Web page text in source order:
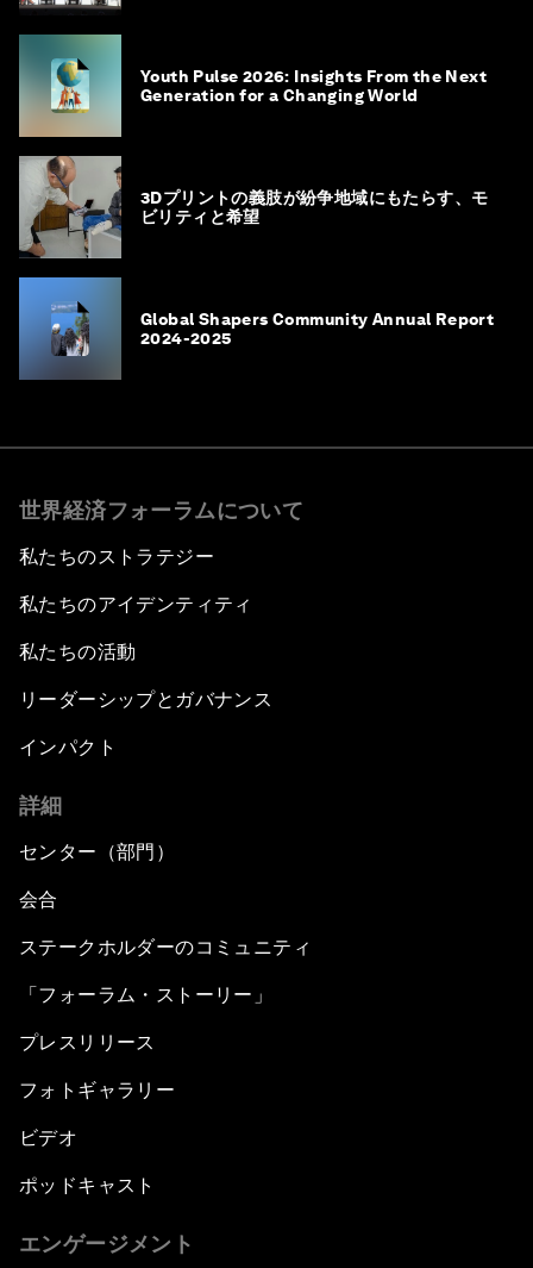
Youth Pulse 2026: Insights From the Next
Generation for a Changing World
3Dプリントの義肢が紛争地域にもたらす、モ
ビリティと希望
Global Shapers Community Annual Report
2024-2025
世界経済フォーラムについて
私たちのストラテジー
私たちのアイデンティティ
私たちの活動
リーダーシップとガバナンス
インパクト
詳細
センター（部門）
会合
ステークホルダーのコミュニティ
「フォーラム・ストーリー」
プレスリリース
フォトギャラリー
ビデオ
ポッドキャスト
エンゲージメント